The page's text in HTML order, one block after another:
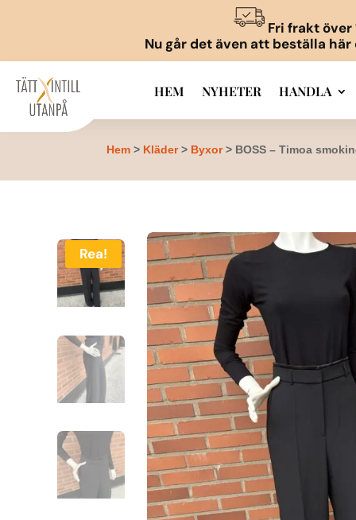
Fri frakt över
Nu går det även att beställa
HEM NYHETER HANDLA
Hem > Kläder> Byxor> BOSS – Timoa
Rea!